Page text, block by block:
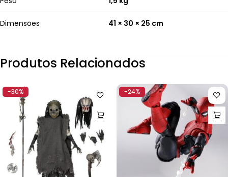
Dimensões 41 × 30 × 25 cm
Produtos Relacionados
-30% -24%